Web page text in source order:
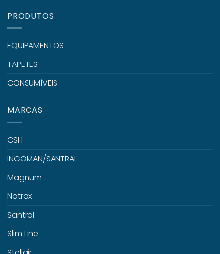
PRODUTOS
EQUIPAMENTOS
TAPETES
CONSUMÍVEIS
MARCAS
CSH
INGOMAN/SANTRAL
Magnum
Notrax
Santral
Slim Line